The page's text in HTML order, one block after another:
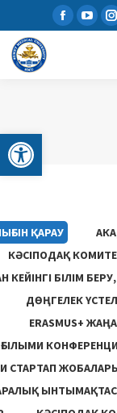
Open toolbar
ҚАРАУ
КӘСІПОДАҚ
КЕЙІНГІ БІЛІМ
ДӨҢГЕЛЕК
ERASMUS+
ҒЫЛЫМИ
СТАРТАП